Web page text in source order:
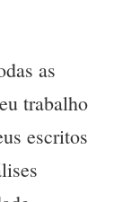
as
trabalho
escritos